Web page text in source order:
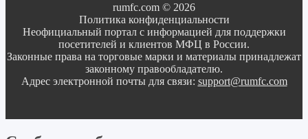
rumfc.com © 2026
Политика конфиденциальности
Неофициальный портал с информацией для поддержки
посетителей и клиентов МФЦ в России.
Законные права на торговые марки и материалы принадлежат
законному правообладателю.
Адрес электронной почты для связи: support@rumfc.com